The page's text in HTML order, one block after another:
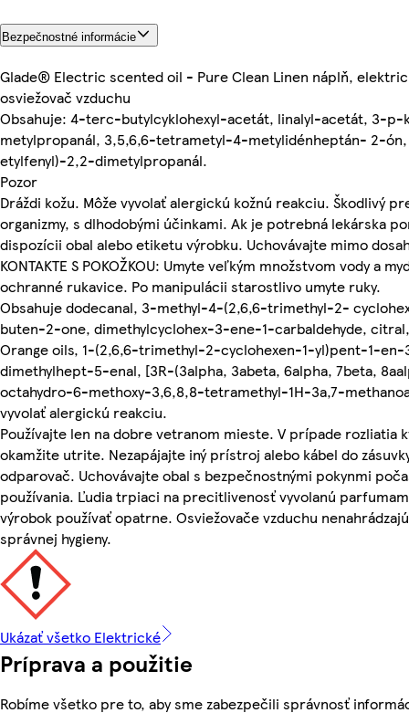
Bezpečnostné informácie
Glade® Electric scented oil - Pure Clean Linen náplň,
osviežovač vzduchu
Obsahuje: 4-terc-butylcyklohexyl-acetát, linalyl-acetát, 3-p-
metylpropanál, 3,5,6,6-tetrametyl-4-metylidénheptán- 2-
etylfenyl)-2,2-dimetylpropanál.
Pozor
Dráždi kožu. Môže vyvolať alergickú kožnú reakciu. Škodlivý
organizmy, s dlhodobými účinkami. Ak je potrebná lekárska
dispozícii obal alebo etiketu výrobku. Uchovávajte mimo
KONTAKTE S POKOŽKOU: Umyte veľkým množstvom vody a
ochranné rukavice. Po manipulácii starostlivo umyte ruky.
Obsahuje dodecanal, 3-methyl-4-(2,6,6-trimethyl-2-
buten-2-one, dimethylcyclohex-3-ene-1-carbaldehyde,
Orange oils, 1-(2,6,6-trimethyl-2-cyclohexen-1-yl)pent-1-
dimethylhept-5-enal, [3R-(3alpha, 3abeta, 6alpha, 7beta,
octahydro-6-methoxy-3,6,8,8-tetramethyl-1H-3a,7-
vyvolať alergickú reakciu.
Používajte len na dobre vetranom mieste. V prípade rozliatia
okamžite utrite. Nezapájajte iný prístroj alebo kábel do
odparovač. Uchovávajte obal s bezpečnostnými pokynmi
používania. Ľudia trpiaci na precitlivenosť vyvolanú
výrobok používať opatrne. Osviežovače vzduchu
správnej hygieny.
Ukázať všetko Elektrické
Príprava a použitie
Robíme všetko pre to, aby sme zabezpečili správnosť